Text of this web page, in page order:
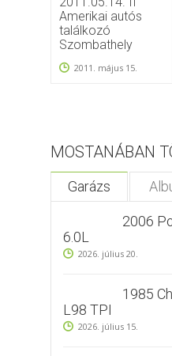
Amerikai autós
találkozó
Szombathely
2011. május 15.
MOSTANÁBAN
Garázs
2006
6.0L
2026. július 20.
1985
L98 TPI
2026. július 15.